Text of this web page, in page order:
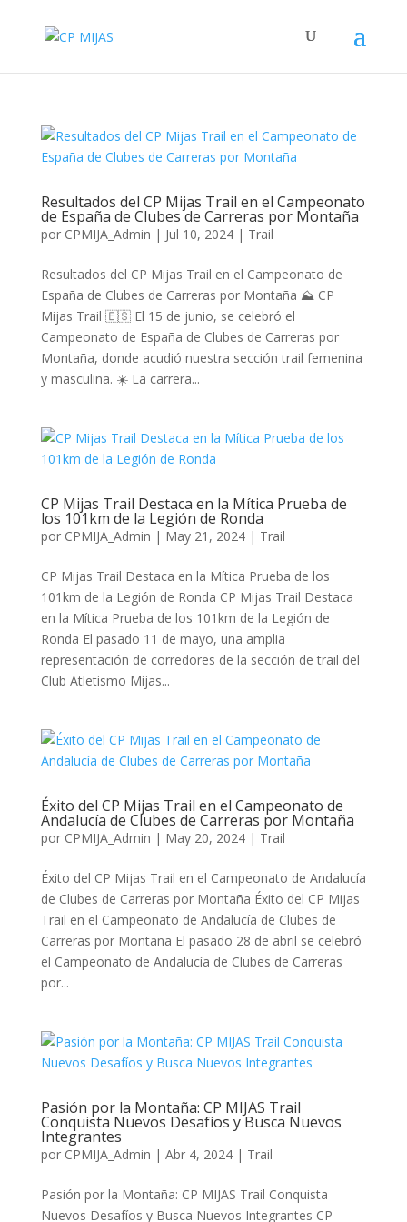
Resultados del CP Mijas Trail en el Campeonato
de España de Clubes de Carreras por Montaña
por CPMIJA_Admin | Jul 10, 2024| Trail
Resultados del CP Mijas Trail en el Campeonato de
España de Clubes de Carreras por Montaña ⛰️ CP
Mijas Trail 🇪🇸 El 15 de junio, se celebró el
Campeonato de España de Clubes de Carreras por
Montaña, donde acudió nuestra sección trail femenina
y masculina. ☀️ La carrera...
CP Mijas Trail Destaca en la Mítica Prueba de
los 101km de la Legión de Ronda
por CPMIJA_Admin | May 21, 2024| Trail
CP Mijas Trail Destaca en la Mítica Prueba de los
101km de la Legión de Ronda CP Mijas Trail Destaca
en la Mítica Prueba de los 101km de la Legión de
Ronda El pasado 11 de mayo, una amplia
representación de corredores de la sección de trail del
Club Atletismo Mijas...
Éxito del CP Mijas Trail en el Campeonato de
Andalucía de Clubes de Carreras por Montaña
por CPMIJA_Admin | May 20, 2024| Trail
Éxito del CP Mijas Trail en el Campeonato de Andalucía
de Clubes de Carreras por Montaña Éxito del CP Mijas
Trail en el Campeonato de Andalucía de Clubes de
Carreras por Montaña El pasado 28 de abril se celebró
el Campeonato de Andalucía de Clubes de Carreras
por...
Pasión por la Montaña: CP MIJAS Trail
Conquista Nuevos Desafíos y Busca Nuevos
Integrantes
por CPMIJA_Admin | Abr 4, 2024| Trail
Pasión por la Montaña: CP MIJAS Trail Conquista
Nuevos Desafíos y Busca Nuevos Integrantes CP